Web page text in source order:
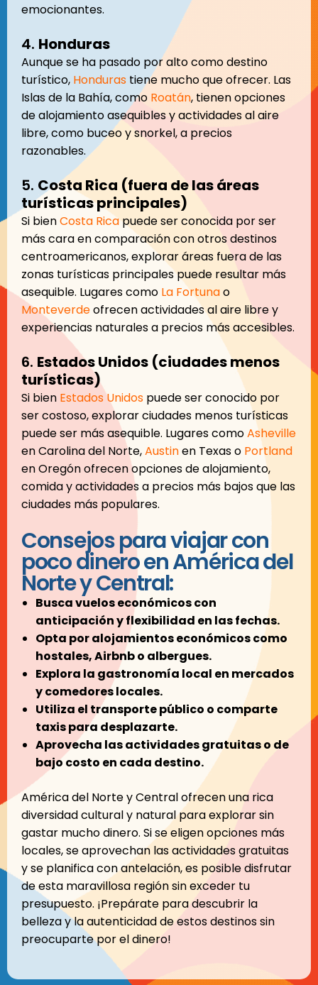
emocionantes.
4. Honduras
Aunque se ha pasado por alto como destino
turístico, Honduras tiene mucho que ofrecer. Las
Islas de la Bahía, como Roatán, tienen opciones
de alojamiento asequibles y actividades al aire
libre, como buceo y snorkel, a precios
razonables.
5. Costa Rica (fuera de las áreas
turísticas principales)
Si bienCosta Ricapuede ser conocida por ser
más cara en comparación con otros destinos
centroamericanos, explorar áreas fuera de las
zonas turísticas principales puede resultar más
asequible. Lugares como La Fortunao
Monteverdeofrecen actividades al aire libre y
experiencias naturales a precios más accesibles.
6. Estados Unidos (ciudades menos
turísticas)
Si bien Estados Unidos puede ser conocido por
ser costoso, explorar ciudades menos turísticas
puede ser más asequible. Lugares comoAsheville
en Carolina del Norte,Austinen Texas o Portland
en Oregón ofrecen opciones de alojamiento,
comida y actividades a precios más bajos que las
ciudades más populares.
Consejos para viajar con
poco dinero en América del
Norte y Central:
Busca vuelos económicos con
anticipación y flexibilidad en las fechas.
Opta por alojamientos económicos como
hostales, Airbnb o albergues.
Explora la gastronomía local en mercados
y comedores locales.
Utiliza el transporte público o comparte
taxis para desplazarte.
Aprovecha las actividades gratuitas o de
bajo costo en cada destino.
América del Norte y Central ofrecen una rica
diversidad cultural y natural para explorar sin
gastar mucho dinero. Si se eligen opciones más
locales, se aprovechan las actividades gratuitas
y se planifica con antelación, es posible disfrutar
de esta maravillosa región sin exceder tu
presupuesto. ¡Prepárate para descubrir la
belleza y la autenticidad de estos destinos sin
preocuparte por el dinero!